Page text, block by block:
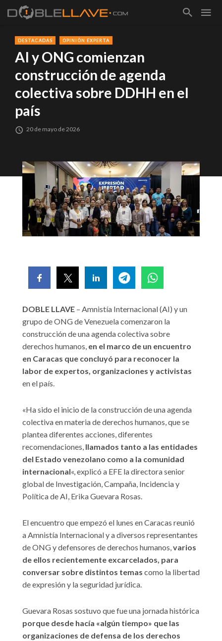
DESTACADAS OPINIÓN EXPERTA
AI y ONG comienzan
construcción de agenda
colectiva sobre DDHH en el
país
20 de mayo de 2026
DOBLE LLAVE – Amnistía Internacional (AI) y un
grupo de ONG de Venezuela comenzaron la
construcción de una agenda colectiva sobre
derechos humanos, en el marco de un encuentro
en Caracas que concluyó para reconocer la
labor de expertos, organizaciones y activistas
en el país.
«Ha sido el inicio de la construcción de una agenda
colectiva en materia de derechos humanos, que se
plantea diferentes acciones, diferentes
recomendaciones, llamados tanto a las entidades
del Estado venezolano como a la comunidad
internacional«, explicó a EFE la directora senior
global de Investigación, Campaña, Incidencia y
Política de AI, Erika Guevara Rosas.
El encuentro que empezó el lunes en Caracas reunió
a Amnistía Internacional y a diversos representantes
de ONG y defensores de derechos humanos,varios
de ellos recientemente excarcelados, para
conversar sobre distintos temas como la libertad
de expresión y la seguridad jurídica.
Guevara Rosas sostuvo que fue una jornada histórica
porque desde hacía «algún tiempo» que las
organizaciones de defensa de los derechos